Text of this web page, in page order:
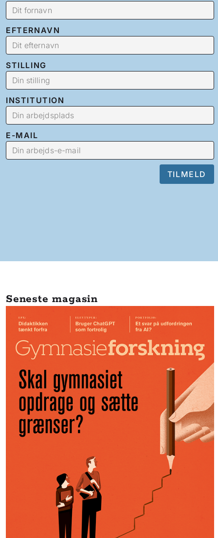
EFTERNAVN
STILLING
INSTITUTION
E-MAIL
Seneste magasin